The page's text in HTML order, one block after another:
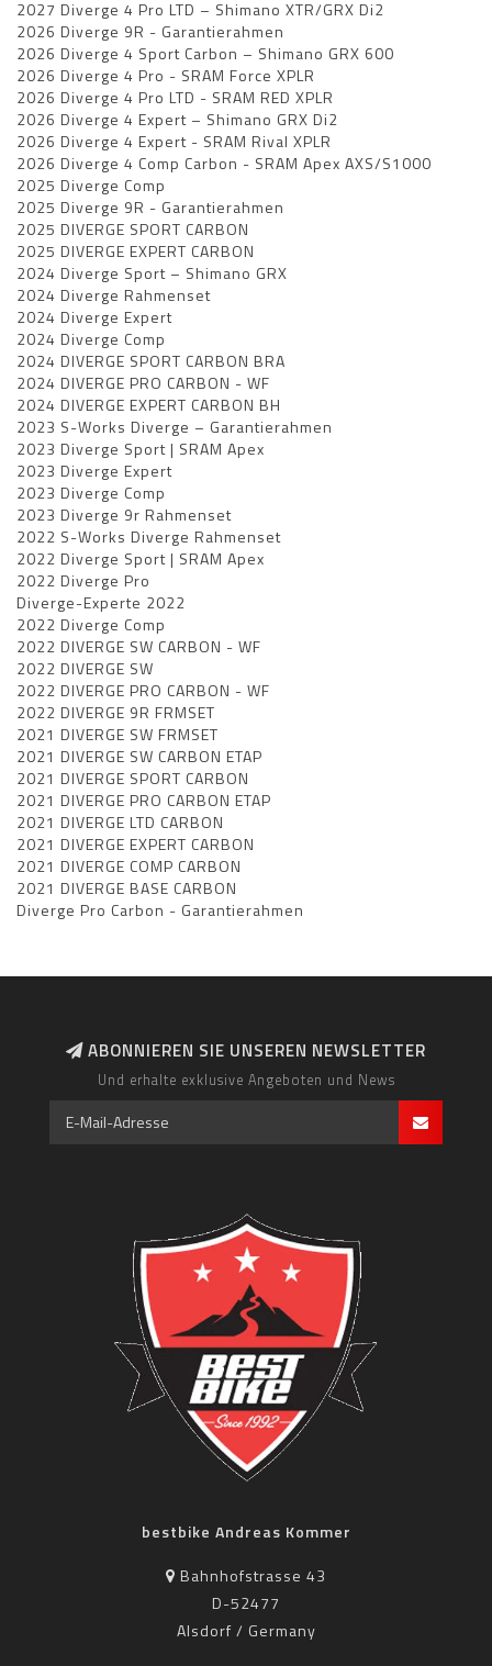
2027 Diverge 4 Pro LTD – Shimano XTR/GRX Di2
2026 Diverge 9R - Garantierahmen
2026 Diverge 4 Sport Carbon – Shimano GRX 600
2026 Diverge 4 Pro - SRAM Force XPLR
2026 Diverge 4 Pro LTD - SRAM RED XPLR
2026 Diverge 4 Expert – Shimano GRX Di2
2026 Diverge 4 Expert - SRAM Rival XPLR
2026 Diverge 4 Comp Carbon - SRAM Apex AXS/S1000
2025 Diverge Comp
2025 Diverge 9R - Garantierahmen
2025 DIVERGE SPORT CARBON
2025 DIVERGE EXPERT CARBON
2024 Diverge Sport – Shimano GRX
2024 Diverge Rahmenset
2024 Diverge Expert
2024 Diverge Comp
2024 DIVERGE SPORT CARBON BRA
2024 DIVERGE PRO CARBON - WF
2024 DIVERGE EXPERT CARBON BH
2023 S-Works Diverge – Garantierahmen
2023 Diverge Sport | SRAM Apex
2023 Diverge Expert
2023 Diverge Comp
2023 Diverge 9r Rahmenset
2022 S-Works Diverge Rahmenset
2022 Diverge Sport | SRAM Apex
2022 Diverge Pro
Diverge-Experte 2022
2022 Diverge Comp
2022 DIVERGE SW CARBON - WF
2022 DIVERGE SW
2022 DIVERGE PRO CARBON - WF
2022 DIVERGE 9R FRMSET
2021 DIVERGE SW FRMSET
2021 DIVERGE SW CARBON ETAP
2021 DIVERGE SPORT CARBON
2021 DIVERGE PRO CARBON ETAP
2021 DIVERGE LTD CARBON
2021 DIVERGE EXPERT CARBON
2021 DIVERGE COMP CARBON
2021 DIVERGE BASE CARBON
Diverge Pro Carbon - Garantierahmen
ABONNIEREN SIE UNSEREN NEWSLETTER
Und erhalte exklusive Angeboten und News
bestbike Andreas Kommer
Bahnhofstrasse 43
D-52477
Alsdorf / Germany